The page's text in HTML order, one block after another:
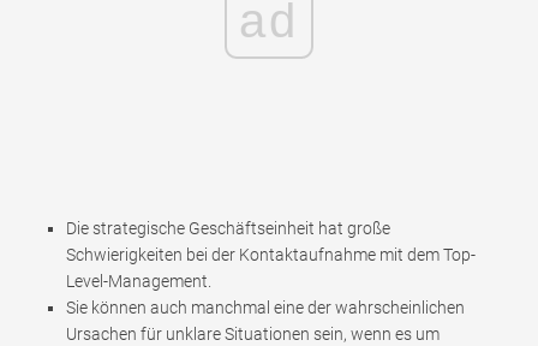
ad
Die strategische Geschäftseinheit hat große
Schwierigkeiten bei der Kontaktaufnahme mit dem Top-
Level-Management.
Sie können auch manchmal eine der wahrscheinlichen
Ursachen für unklare Situationen sein, wenn es um